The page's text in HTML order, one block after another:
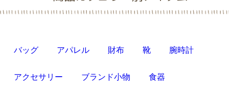
バッグ アパレル 財布 靴 腕時計
アクセサリー ブランド小物 食器